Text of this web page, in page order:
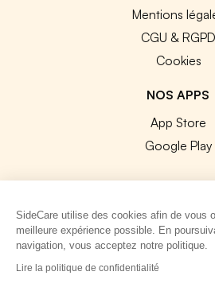
Mentions
CGU & RGPD
Cookies
NOS APPS
App Store
Google Play
© 2026 SideCare. Tous
SideCare utilise des cookies afin de vous
meilleure expérience possible. En
navigation, vous acceptez notre politique.
Lire la politique de confidentialité